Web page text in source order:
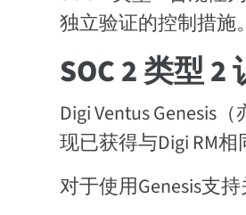
独立验证的控制措施。
SOC 2 类型
Digi Ventus Genesis（
现已获得与Digi RM相
对于使用Genesis支